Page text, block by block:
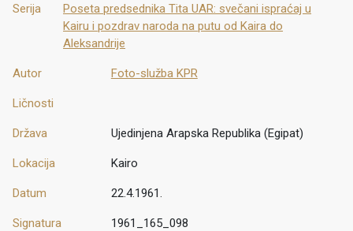
Serija
Poseta predsednika Tita UAR: svečani ispraćaj u
Kairu i pozdrav naroda na putu od Kaira do
Aleksandrije
Autor Foto-služba KPR
Ličnosti
Država Ujedinjena Arapska Republika (Egipat)
Lokacija Kairo
Datum 22.4.1961.
Signatura 1961_165_098